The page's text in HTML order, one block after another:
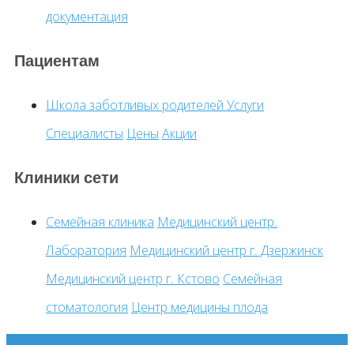
документация
Пациентам
Школа заботливых родителей Услуги
Специалисты Цены Акции
Клиники сети
Семейная клиника Медицинский центр.
Лаборатория Медицинский центр г. Дзержинск
Медицинский центр г. Кстово Семейная
стоматология Центр медицины плода